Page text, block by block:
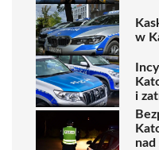
w
i